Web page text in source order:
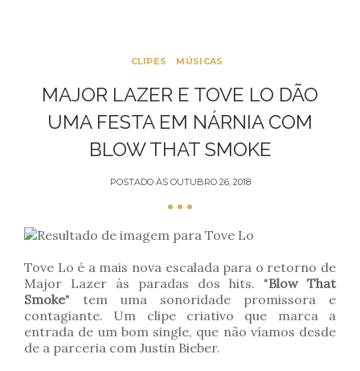
CLIPES MÚSICAS
MAJOR LAZER E TOVE LO DÃO
UMA FESTA EM NÁRNIA COM
BLOW THAT SMOKE
POSTADO ÀS OUTUBRO 26, 2018
Tove Lo é a mais nova escalada para o retorno de
Major Lazer às paradas dos hits. "Blow That
Smoke" tem uma sonoridade promissora e
contagiante. Um clipe criativo que marca a
entrada de um bom single, que não víamos desde
de a parceria com Justin Bieber.